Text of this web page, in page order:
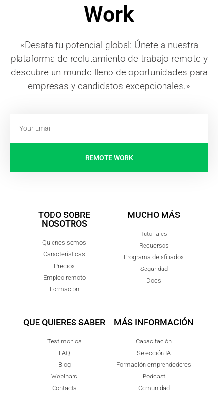
Work
«Desata tu potencial global: Únete a nuestra
plataforma de reclutamiento de trabajo remoto y
descubre un mundo lleno de oportunidades para
empresas y candidatos excepcionales.»
REMOTE WORK
TODO SOBRE
NOSOTROS
Quienes somos
Características
Precios
Empleo remoto
Formación
MUCHO MÁS
Tutoriales
Recuersos
Programa de afiliados
Seguridad
Docs
QUE QUIERES SABER
Testimonios
FAQ
Blog
Webinars
Contacta
MÁS INFORMACIÓN
Capacitación
Selección IA
Formación emprendedores
Podcast
Comunidad